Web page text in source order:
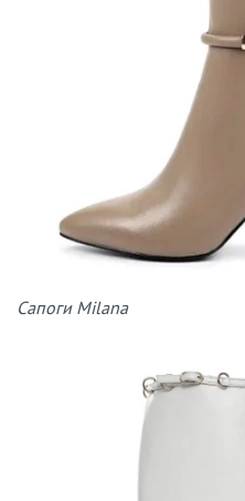
Сапоги Milana